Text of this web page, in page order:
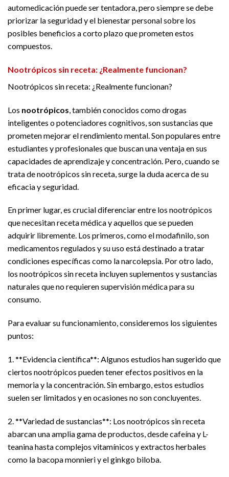
automedicación puede ser tentadora, pero siempre se debe
priorizar la seguridad y el bienestar personal sobre los
posibles beneficios a corto plazo que prometen estos
compuestos.
Nootrópicos sin receta: ¿Realmente funcionan?
Nootrópicos sin receta: ¿Realmente funcionan?
Los nootrópicos , también conocidos como drogas
inteligentes o potenciadores cognitivos, son sustancias que
prometen mejorar el rendimiento mental. Son populares entre
estudiantes y profesionales que buscan una ventaja en sus
capacidades de aprendizaje y concentración. Pero, cuando se
trata de nootrópicos sin receta, surge la duda acerca de su
eficacia y seguridad.
En primer lugar, es crucial diferenciar entre los nootrópicos
que necesitan receta médica y aquellos que se pueden
adquirir libremente. Los primeros, como el modafinilo, son
medicamentos regulados y su uso está destinado a tratar
condiciones específicas como la narcolepsia. Por otro lado,
los nootrópicos sin receta incluyen suplementos y sustancias
naturales que no requieren supervisión médica para su
consumo.
Para evaluar su funcionamiento, consideremos los siguientes
puntos:
1. **Evidencia científica**: Algunos estudios han sugerido que
ciertos nootrópicos pueden tener efectos positivos en la
memoria y la concentración. Sin embargo, estos estudios
suelen ser limitados y en ocasiones no son concluyentes.
2. **Variedad de sustancias**: Los nootrópicos sin receta
abarcan una amplia gama de productos, desde cafeína y L-
teanina hasta complejos vitamínicos y extractos herbales
como la bacopa monnieri y el ginkgo biloba.